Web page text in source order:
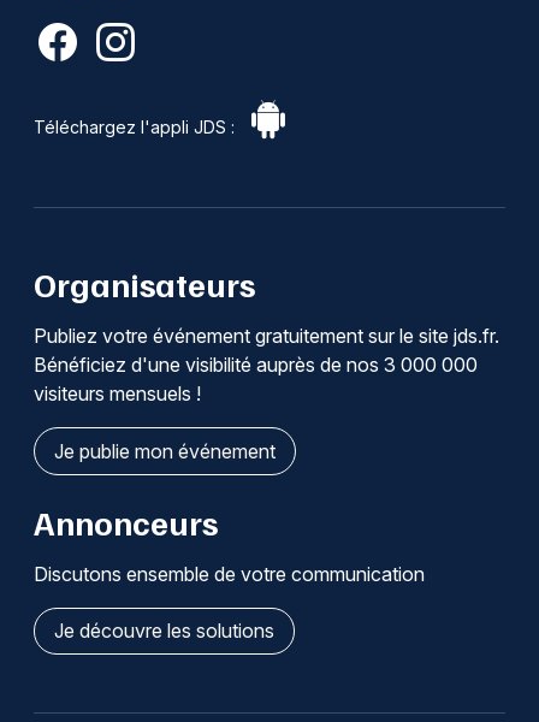
Téléchargez l'appli JDS :
Organisateurs
Publiez votre événement gratuitement sur le site jds.fr.
Bénéficiez d'une visibilité auprès de nos 3 000 000
visiteurs mensuels !
Je publie mon événement
Annonceurs
Discutons ensemble de votre communication
Je découvre les solutions